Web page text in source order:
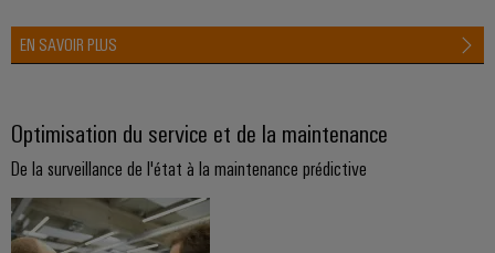
Pétrole
et
des
fonctionnements
avec
solutions
en
enfichables
pour
imprimé
connecteurs
pour
circuit
PV
bus
de
EN SAVOIR PLUS
Optimisation du service et de la maintenance
De la surveillance de l'état à la maintenance prédictive